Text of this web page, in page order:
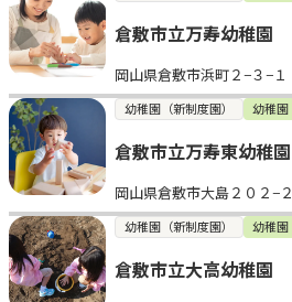
倉敷市立万寿幼稚園
岡山県倉敷市浜町２−３−１
幼稚園（新制度園） 幼稚園
倉敷市立万寿東幼稚園
岡山県倉敷市大島２０２−２
幼稚園（新制度園） 幼稚園
倉敷市立大高幼稚園